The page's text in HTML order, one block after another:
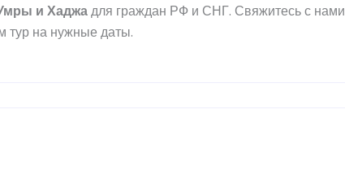
и Хаджадля граждан РФ и СНГ. Свяжитесь с нами
на нужные даты.